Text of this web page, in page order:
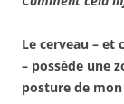
Le cerveau – et
– possède une
posture de